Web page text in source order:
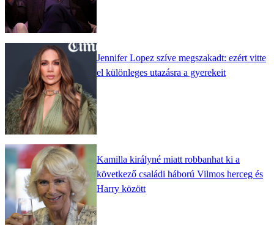
Jennifer Lopez szíve megszakadt: ezért vitte
el különleges utazásra a gyerekeit
Kamilla királyné miatt robbanhat ki a
következő családi háború Vilmos herceg és
Harry között